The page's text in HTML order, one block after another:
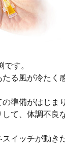
す。
る風が冷たく
準備がはじま
て、体調不良
イッチが動き